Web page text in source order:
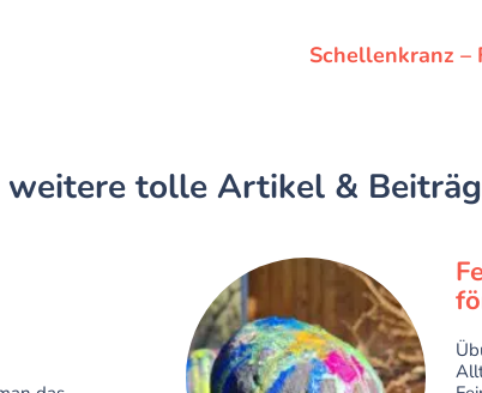
Schellenkranz –
weitere tolle Artikel &